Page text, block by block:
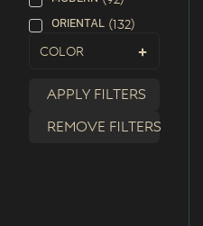
ORIENTAL (132)
Color
Apply filters
Remove filters